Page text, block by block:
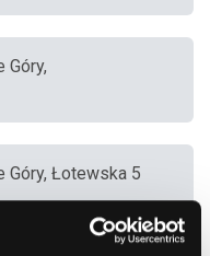
Góry,
Góry, Łotewska 5